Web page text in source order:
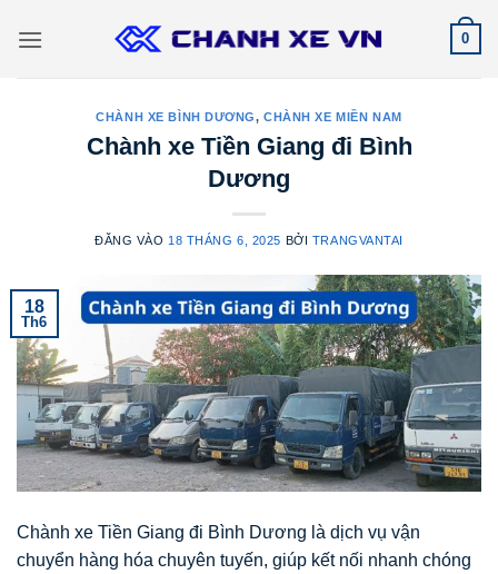
qua
0
CHÀNH XE BÌNH DƯƠNG,CHÀNH XE MIỀN NAM
Chành xe Tiền Giang đi Bình
Dương
ĐĂNG VÀO 18 THÁNG 6, 2025 BỞI TRANGVANTAI
18
Th6
Chành xe Tiền Giang đi Bình Dương là dịch vụ vận
chuyển hàng hóa chuyên tuyến, giúp kết nối nhanh chóng